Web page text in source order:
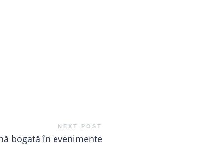
NEXT POST
bogată în evenimente